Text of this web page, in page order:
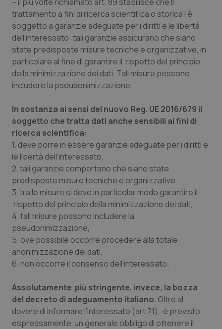
Salute orale & impianti
Sangue & coagulazione
Tiroide
Tumore al seno
Tumore ovarico
Tumori del Polmone & Testa Collo
Tumori gastrointestinali
Ulcera & Reflusso
Vaccini
trattamento a fini di ricerca scientifica o storica i è
soggetto a garanzie adeguate per i diritti e le libertà
dell’interessato: tali garanzie assicurano che siano
state predisposte misure tecniche e organizzative, in
particolare al fine di garantire il rispetto del principio
della minimizzazione dei dati. Tali misure possono
includere la pseudonimizzazione.
In sostanza ai sensi del nuovo Reg. UE 2016/679 il
soggetto che tratta dati anche sensibili ai fini di
ricerca scientifica:
1. deve porre in essere garanzie adeguate per i diritti e
le libertà dell’interessato,
2. tali garanzie comportano che siano state
predisposte misure tecniche e organizzative,
3. tra le misure si deve in particolar modo garantire il
rispetto del principio della minimizzazione dei dati,
4. tali misure possono includere la
pseudonimizzazione,
5. ove possibile occorre procedere alla totale
anonimizzazione dei dati,
6. non occorre il consenso dell’interessato.
Assolutamente più stringente, invece, la bozza
del decreto di adeguamento italiano. Oltre al
dovere di informare l’interessato (art 71), è previsto
espressamente un generale obbligo di ottenere il